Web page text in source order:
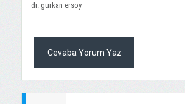
dr. gurkan ersoy
Cevaba Yorum Yaz